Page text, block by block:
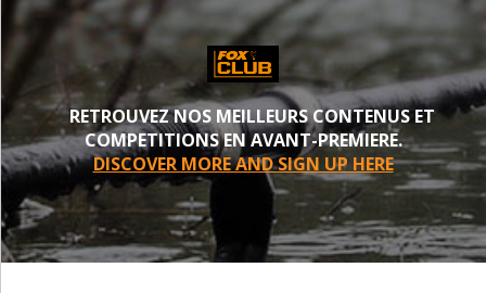
RETROUVEZ NOS MEILLEURS CONTENUS ET
COMPETITIONS EN AVANT-PREMIERE.
DISCOVER MORE AND SIGN UP HERE